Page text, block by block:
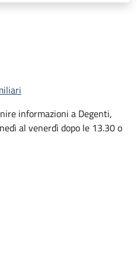
informazioni a Degenti,
al venerdì dopo le 13.30 o